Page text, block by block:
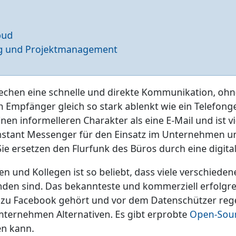
und Projektmanagement
eine schnelle und direkte Kommunikation,
gleich so stark ablenkt wie ein
informelleren Charakter als eine E-Mail und ist
Messenger für den Einsatz im Unternehmen
ersetzen den Flurfunk des Büros durch eine
und Kollegen ist so beliebt, dass viele
sind. Das bekannteste und kommerziell
Facebook gehört und vor dem Datenschützer
Alternativen. Es gibt erprobte Open-
kann.